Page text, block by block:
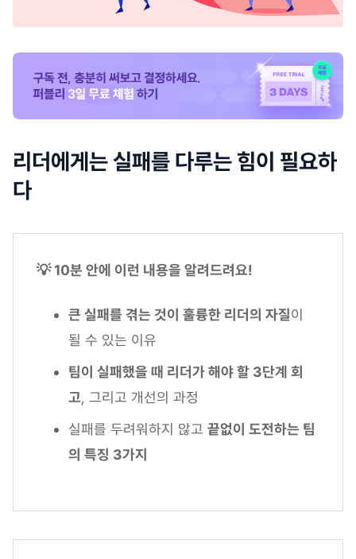
리더에게는 실패를 다루는 힘이 필요하
다
💡 10분 안에 이런 내용을 알려드려요!
큰 실패를 겪는 것이 훌륭한 리더의 자질이
될 수 있는 이유
팀이 실패했을 때 리더가 해야 할 3단계 회
고, 그리고 개선의 과정
실패를 두려워하지 않고 끝없이 도전하는 팀
의 특징 3가지